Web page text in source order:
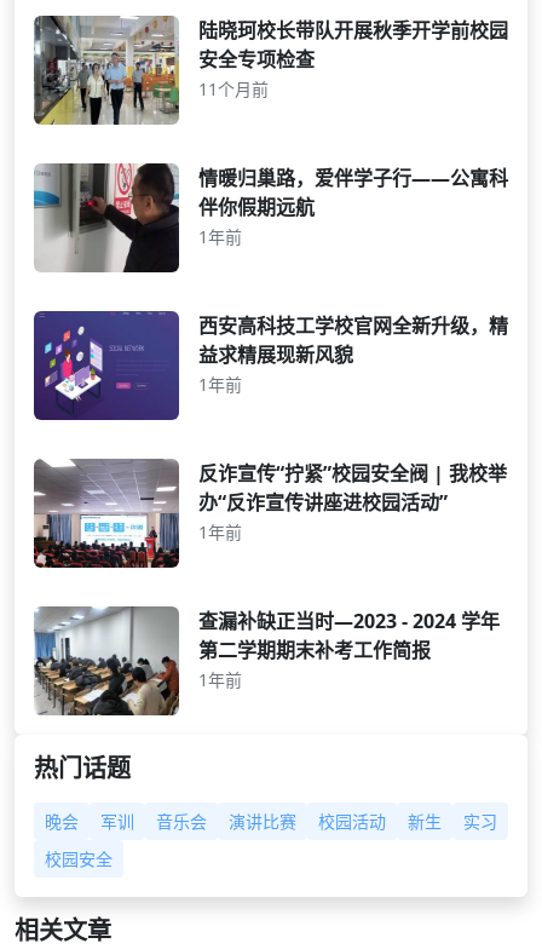
陆晓珂校长带队开展秋季开学前校园
安全专项检查
11个月前
情暖归巢路，爱伴学子行——公寓科
伴你假期远航
1年前
西安高科技工学校官网全新升级，精
益求精展现新风貌
1年前
反诈宣传“拧紧”校园安全阀 | 我校举
办“反诈宣传讲座进校园活动”
1年前
查漏补缺正当时—2023 - 2024 学年
第二学期期末补考工作简报
1年前
热门话题
晚会 军训 音乐会 演讲比赛 校园活动 新生
实习
校园安全
相关文章